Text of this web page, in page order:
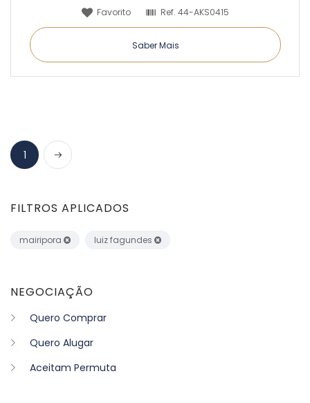
Favorito Ref. 44-AKS0415
Saber Mais
1 Próximo
FILTROS APLICADOS
mairipora luiz fagundes
NEGOCIAÇÃO
Quero Comprar
Quero Alugar
Aceitam Permuta